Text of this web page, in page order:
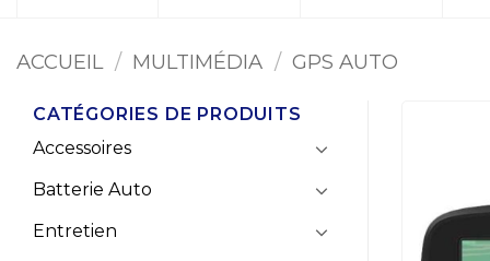
ACCUEIL / MULTIMÉDIA / GPS AUTO
CATÉGORIES DE PRODUITS
Accessoires
Batterie Auto
Entretien